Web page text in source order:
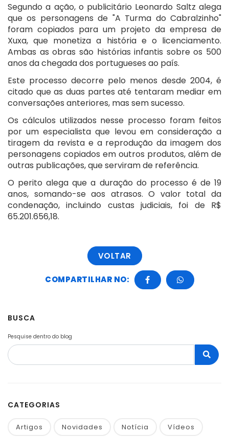
Segundo a ação, o publicitário Leonardo Saltz alega
que os personagens de "A Turma do Cabralzinho"
foram copiados para um projeto da empresa de
Xuxa, que monetiza a história e o licenciamento.
Ambas as obras são histórias infantis sobre os 500
anos da chegada dos portugueses ao país.
Este processo decorre pelo menos desde 2004, é
citado que as duas partes até tentaram mediar em
conversações anteriores, mas sem sucesso.
Os cálculos utilizados nesse processo foram feitos
por um especialista que levou em consideração a
tiragem da revista e a reprodução da imagem dos
personagens copiados em outros produtos, além de
outras publicações, que serviram de referência.
O perito alega que a duração do processo é de 19
anos, somando-se aos atrasos. O valor total da
condenação, incluindo custas judiciais, foi de R$
65.201.656,18.
VOLTAR
COMPARTILHAR NO:
BUSCA
Pesquise dentro do blog
CATEGORIAS
Artigos Novidades Notícia Vídeos